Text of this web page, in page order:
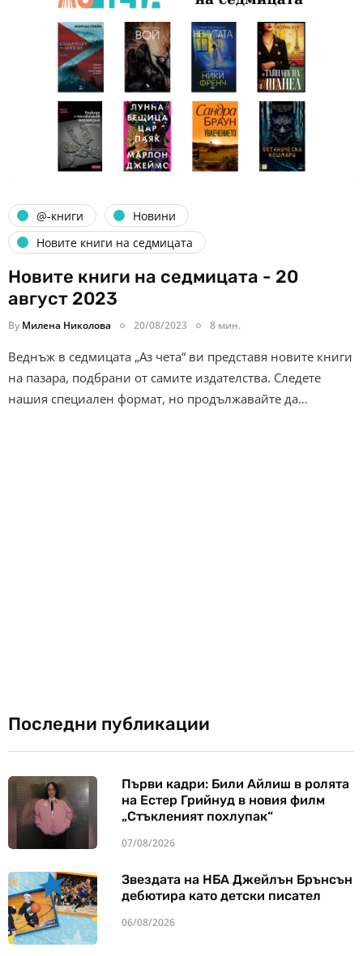
@-книги
Новини
Новите книги на седмицата
Новите книги на седмицата - 20
август 2023
By Милена Николова 20/08/2023 8 мин.
Веднъж в седмицата „Аз чета“ ви представя новите книги
на пазара, подбрани от самите издателства. Следете
нашия специален формат, но продължавайте да…
Последни публикации
Първи кадри: Били Айлиш в ролята
на Естер Грийнуд в новия филм
„Стъкленият похлупак“
07/08/2026
Звездата на НБА Джейлън Брънсън
дебютира като детски писател
06/08/2026